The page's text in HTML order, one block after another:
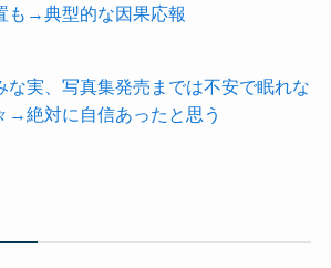
も→典型的な因果応報
な実、写真集発売までは不安で眠れな
→絶対に自信あったと思う